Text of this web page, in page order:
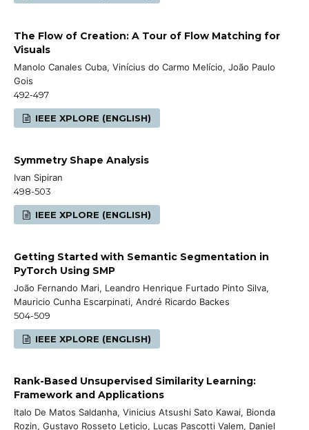
The Flow of Creation: A Tour of Flow Matching for
Visuals
Manolo Canales Cuba, Vinícius do Carmo Melício, João Paulo
Gois
492-497
IEEE XPLORE (ENGLISH)
Symmetry Shape Analysis
Ivan Sipiran
498-503
IEEE XPLORE (ENGLISH)
Getting Started with Semantic Segmentation in
PyTorch Using SMP
João Fernando Mari, Leandro Henrique Furtado Pinto Silva,
Mauricio Cunha Escarpinati, André Ricardo Backes
504-509
IEEE XPLORE (ENGLISH)
Rank-Based Unsupervised Similarity Learning:
Framework and Applications
Italo De Matos Saldanha, Vinicius Atsushi Sato Kawai, Bionda
Rozin, Gustavo Rosseto Leticio, Lucas Pascotti Valem, Daniel